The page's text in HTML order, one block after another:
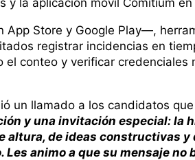
Store y Google Play—,
registrar incidencias en
conteo y verificar credenciales
un llamado a los candidatos
y una invitación especial: la
altura, de ideas constructivas y
Les animo a que su mensaje